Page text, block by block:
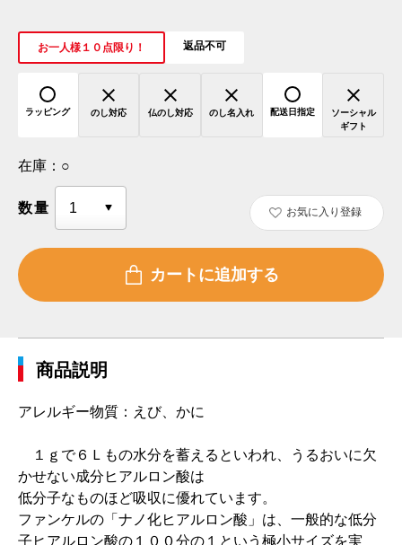
お一人様１０点限り！ 返品不可
ラッピング のし対応 仏のし対応 のし名入れ 配送日指定
ソーシャル
ギフト
在庫： ○
数量 お気に入り登録
商品説明
アレルギー物質：えび、かに
１ｇで６Ｌもの水分を蓄えるといわれ、うるおいに欠
かせない成分ヒアルロン酸は
低分子なものほど吸収に優れています。
ファンケルの「ナノ化ヒアルロン酸」は、一般的な低分
子ヒアルロン酸の１００分の１という極小サイズを実